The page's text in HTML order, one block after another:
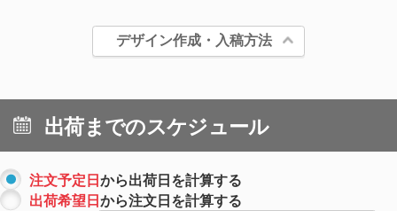
デザイン作成・入稿方法
出荷までのスケジュール
注文予定日から出荷日を計算する
出荷希望日から注文日を計算する